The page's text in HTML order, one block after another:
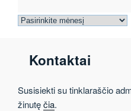
Archyvas
Kontaktai
Susisiekti su tinklaraščio
žinutęčia.